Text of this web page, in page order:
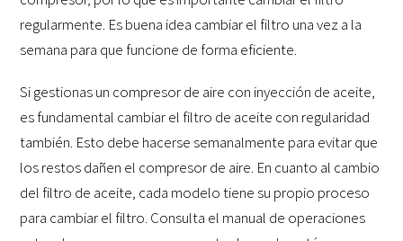
regularmente. Es buena idea cambiar el filtro una vez a la
semana para que funcione de forma eficiente.
Si gestionas un compresor de aire con inyección de aceite,
es fundamental cambiar el filtro de aceite con regularidad
también. Esto debe hacerse semanalmente para evitar que
los restos dañen el compresor de aire. En cuanto al cambio
del filtro de aceite, cada modelo tiene su propio proceso
para cambiar el filtro. Consulta el manual de operaciones